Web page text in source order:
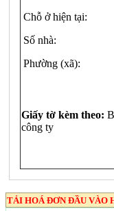
Chỗ ở hiện tại:
Số
Phường
Giấy tờ kèm theo:
công ty
TẢI HOÁ ĐƠN ĐẦU VÀO